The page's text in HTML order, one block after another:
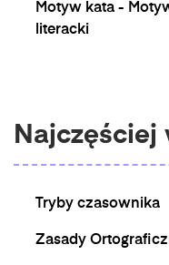
Motyw kata -
literacki
Najczęściej
Tryby czasownika
Zasady